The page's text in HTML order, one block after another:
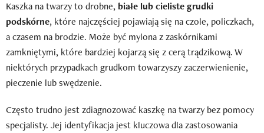
Kaszka na twarzy to drobne, białe lub cielistegrudki
podskórne, które najczęściej pojawiają się na czole, policzkach,
a czasem na brodzie. Może być mylona z zaskórnikami
zamkniętymi, które bardziej kojarzą się z cerą trądzikową. W
niektórych przypadkach grudkom towarzyszy zaczerwienienie,
pieczenie lub swędzenie.
Często trudno jest zdiagnozować kaszkę na twarzy bez pomocy
specjalisty. Jej identyfikacja jest kluczowa dla zastosowania